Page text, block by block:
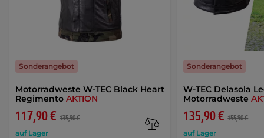
Motorradweste W-TEC Black Heart
Regimento AKTION
117,90 € 135,90 €
auf Lager
Sonderangebot
W-TEC Delasola
Motorradweste
135,90 € 155,90 €
auf Lager
Sonderangebot